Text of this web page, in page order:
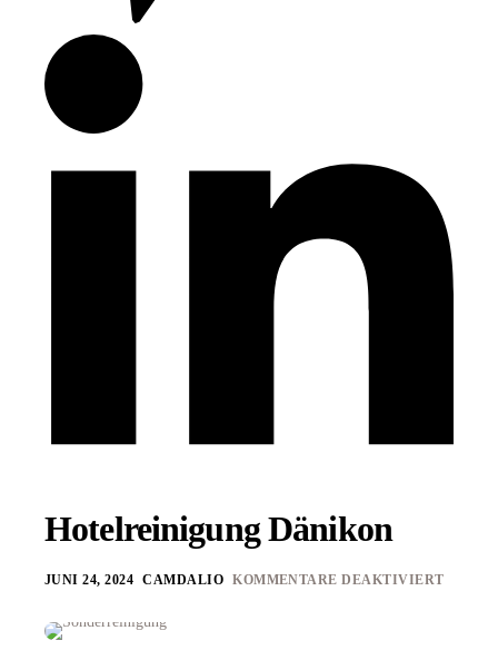
Hotelreinigung Dänikon
JUNI 24, 2024 CAMDALIO KOMMENTARE DEAKTIVIERT